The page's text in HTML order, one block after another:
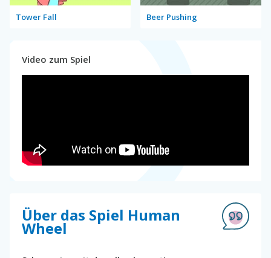
Tower Fall Beer Pushing
Video zum Spiel
Über das Spiel Human
Wheel